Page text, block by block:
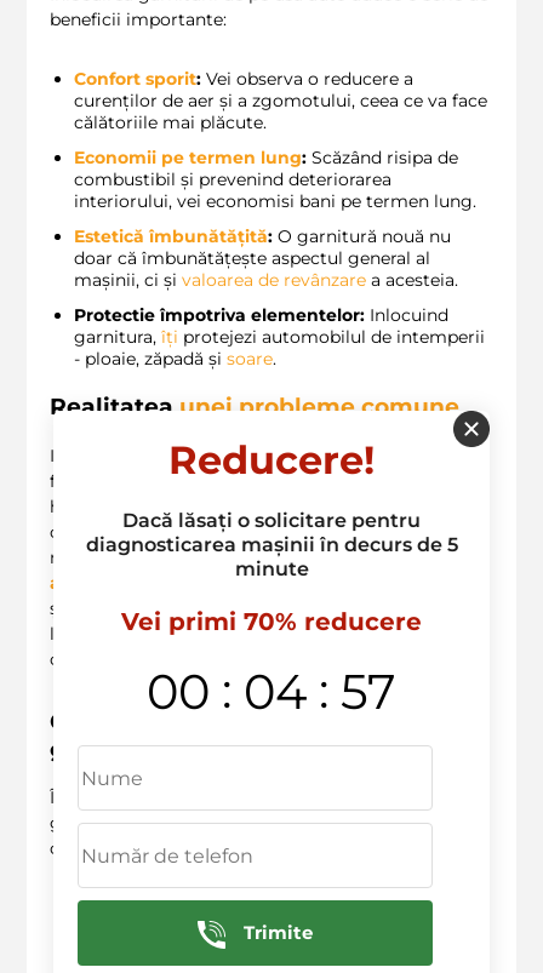
beneficii importante:
Confort sporit: Vei observa o reducere a
curenților de aer și a zgomotului, ceea ce va face
călătoriile mai plăcute.
Economii pe termen lung: Scăzând risipa de
combustibil și prevenind deteriorarea
interiorului, vei economisi bani pe termen lung.
Estetică îmbunătățită: O garnitură nouă nu
doar că îmbunătățește aspectul general al
mașinii, ci și valoarea de revânzare a acesteia.
Protectie împotriva elementelor: Inlocuind
garnitura, îți protejezi automobilul de intemperii
- ploaie, zăpadă și soare.
Realitatea unei probleme comune
Ioana, o șoferiță din Chișinău, a observat cum
fiecare ploaie, pasagerii mașinii ei ajungeau cu
hainele ude. După o
verificare amănunțită, a realizat
că garniturile de pe uși erau complet uzate și
necesitau înlocuire. După ce a apelat la
anvelopele.md
, a fost impresionată de rapiditatea
și
calitatea serviciilor
oferite. Acum, nu mai are griji
legate de ploi și călătoriile ei sunt mult mai
confortabile! ?️?
Ce trebuie să știi înainte de a înlocui
garnitura?
Înainte de a face o
garniturii de pe ușa auto, iată câteva aspecte de
care să ții cont:
Verifică prețurile:
, oferim
prețuri competitive
pentru astfel de
costul mediu pentru înlocuirea garniturii poate
Reducere!
Dacă lăsați o solicitare pentru
diagnosticarea mașinii în decurs de 5
minute
Vei primi 70% reducere
00 : 04 : 56
Trimite